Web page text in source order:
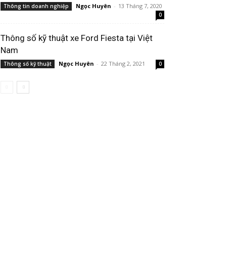
Thông tin doanh nghiệp Ngọc Huyên - 13 Tháng 7, 2020
0
Thông số kỹ thuật xe Ford Fiesta tại Việt
Nam
Thông số kỹ thuật Ngọc Huyên - 22 Tháng 2, 2021 0